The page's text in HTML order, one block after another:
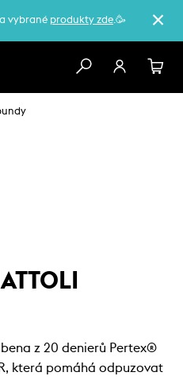
vybrané produkty zde.🥳
z 20 denierů Pertex®
která pomáhá odpuzovat